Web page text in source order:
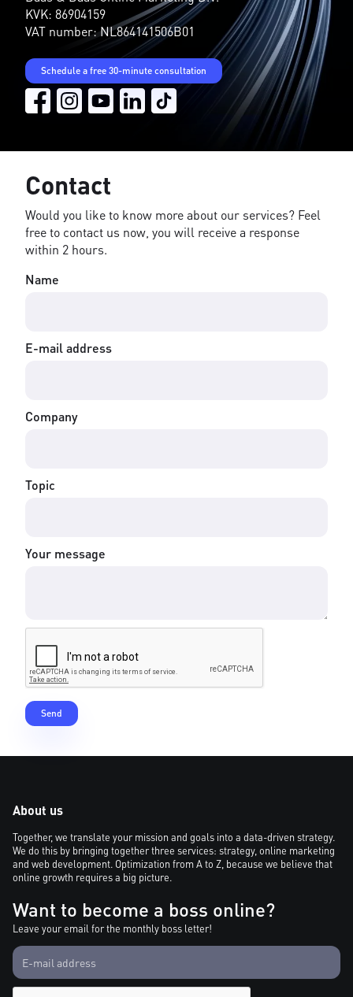
KVK: 86904159
VAT number: NL864141506B01
Schedule a free 30-minute consultation
Contact
Would you like to know more about our services? Feel
free to contact us now, you will receive a response
within 2 hours.
Name
E-mail address
Company
Topic
Your message
About us
Together, we translate your mission and goals into a data-driven strategy.
We do this by bringing together three services: strategy, online marketing
and web development. Optimization from A to Z, because we believe that
online growth requires a big picture.
Want to become a boss online?
Leave your email for the monthly boss letter!